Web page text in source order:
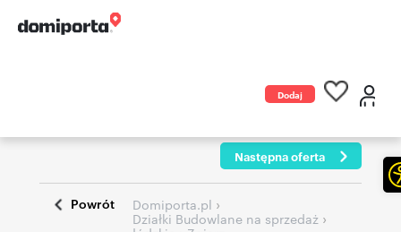
Dodaj
Następna oferta
Powrót Domiporta.pl ›
Działki Budowlane na sprzedaż ›